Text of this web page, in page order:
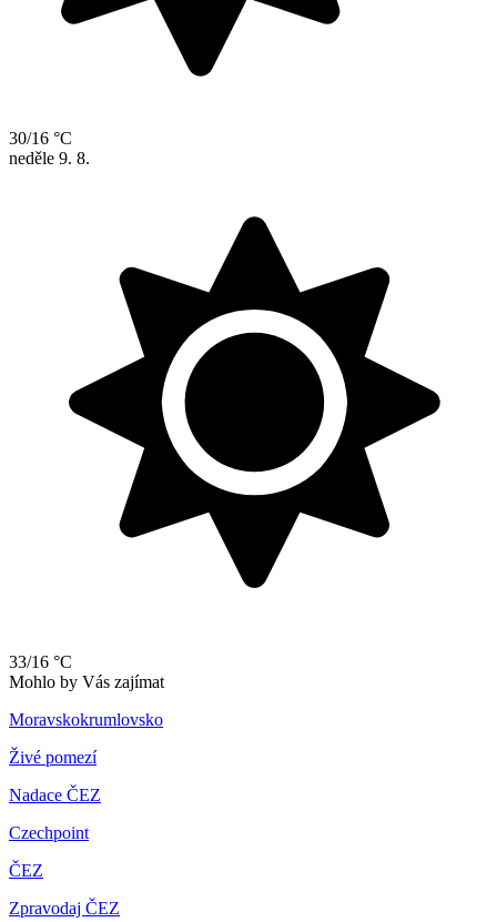
30/16 °C
neděle 9. 8.
33/16 °C
Mohlo by Vás zajímat
Moravskokrumlovsko
Živé pomezí
Nadace ČEZ
Czechpoint
ČEZ
Zpravodaj ČEZ